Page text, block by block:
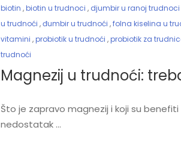
biotin ,biotin u trudnoci , djumbir u ranoj trudnoci
u trudnoći ,đumbir u trudnoći ,folna kiselina u
vitamini ,probiotik u trudnoći ,probiotik za
trudnoći
Magnezij u trudnoći:
Što je zapravo magnezij i koji su
nedostatak